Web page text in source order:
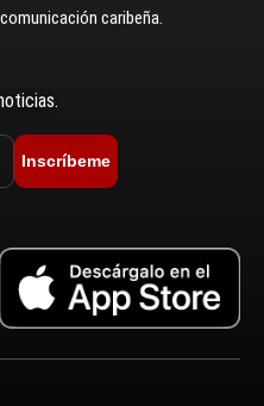
caribeña.
Inscríbeme